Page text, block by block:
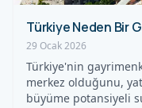
Türkiye Neden Bir
29 Ocak 2026
Türkiye'nin
merkez olduğunu,
büyüme potansiyeli